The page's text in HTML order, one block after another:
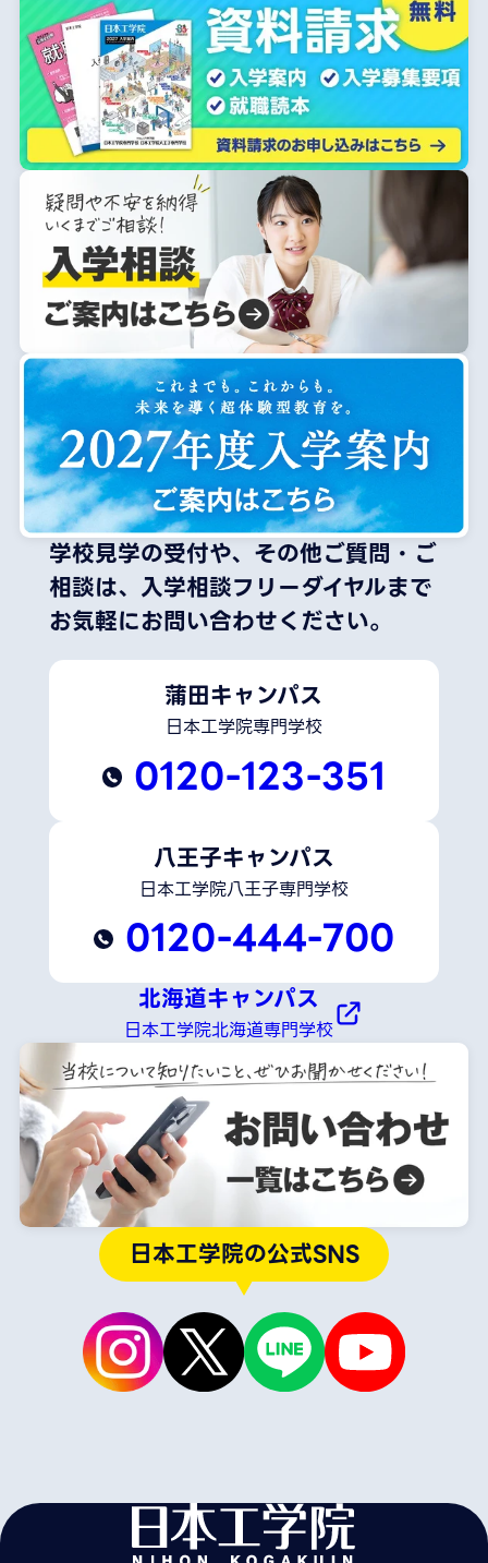
学校見学の受付や、その他ご質問・ご
相談は、 入学相談フリーダイヤルまで
お気軽にお問い合わせください。
蒲田キャンパス
日本工学院専門学校
0120-123-351
八王子キャンパス
日本工学院八王子専門学校
0120-444-700
北海道キャンパス
日本工学院北海道専門学校
日本工学院の公式SNS